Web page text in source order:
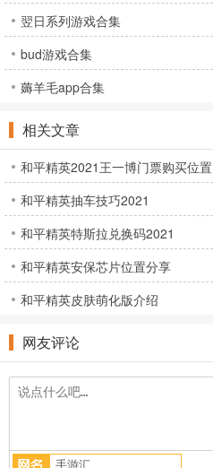
翌日系列游戏合集
bud游戏合集
薅羊毛app合集
相关文章
和平精英2021王一博门票购买位置
和平精英抽车技巧2021
和平精英特斯拉兑换码2021
和平精英安保芯片位置分享
和平精英皮肤萌化版介绍
网友评论